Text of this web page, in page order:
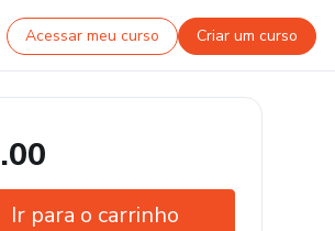
Acessar meu curso Criar um curso
Ir para o carrinho